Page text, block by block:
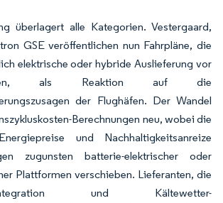
überlagert alle Kategorien. Vestergaard,
GSE veröffentlichen nun Fahrpläne, die
elektrische oder hybride Auslieferung vor
als Reaktion auf die
der Flughäfen. Der Wandel
Berechnungen neu, wobei die
und Nachhaltigkeitsanreize
zugunsten batterie-elektrischer oder
Plattformen verschieben. Lieferanten, die
und Kältewetter-